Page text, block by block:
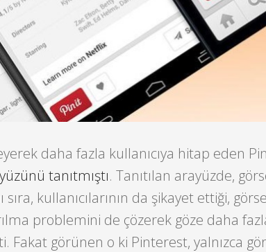
daha fazla kullanıcıya hitap eden
tanıtmıştı. Tanıtılan arayüzde,
kullanıcılarının da şikayet ettiği,
problemini de çözerek göze daha
Fakat görünen o ki Pinterest, yalnızca